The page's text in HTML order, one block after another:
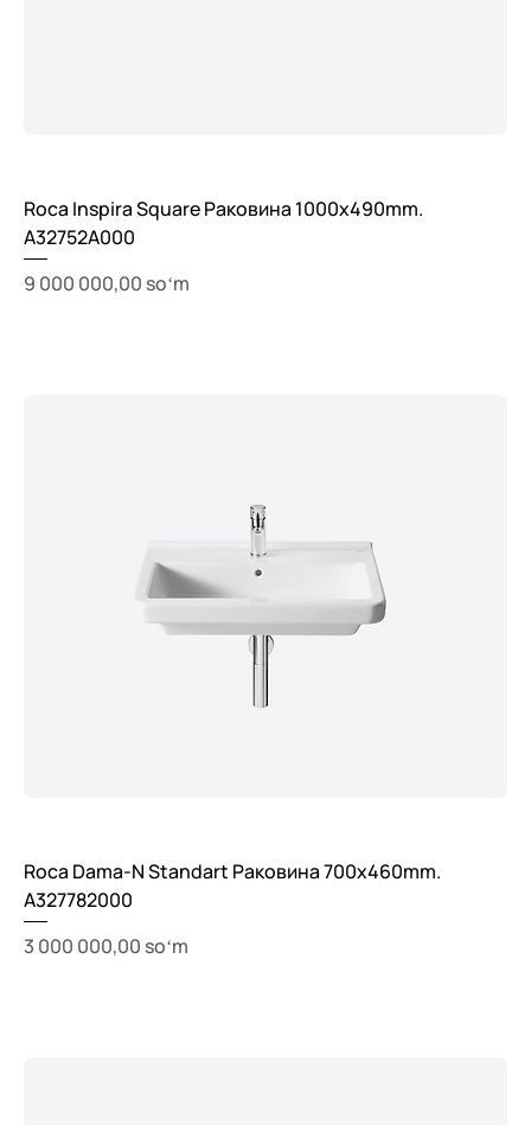
Roca Inspira Square Раковина 1000x490mm.
A32752A000
Price
9 000 000,00 soʻm
Roca Dama-N Standart Раковина 700x460mm.
A327782000
Price
3 000 000,00 soʻm